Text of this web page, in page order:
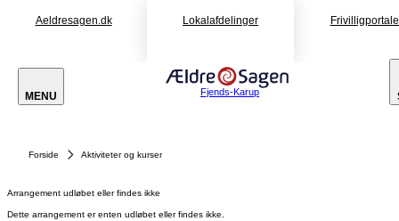
Aeldresagen.dk Lokalafdelinger
MENU Fjends-Karup
Forside Aktiviteter og kurser
Arrangement udløbet eller findes ikke
Dette arrangement er enten udløbet eller findes ikke.